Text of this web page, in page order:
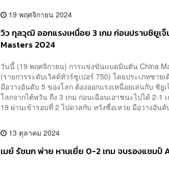
19 พฤศจิกายน 2024
วิว กุลวุฒิ ออกแรงเหนื่อย 3 เกม ก่อนปราบชิยูเจ็
Masters 2024
วันนี้ (19 พฤศจิกายน) การแข่งขันแบดมินตัน China
(รายการระดับเวิลด์ทัวร์ซูเปอร์ 750) โดยประเภทชา
มือวางอันดับ 5 ของโลก ต้องออกแรงเหนื่อยเล่นกับ ชิยู
โลกจากไต้หวัน ถึง 3 เกม ก่อนเฉือนเอาชนะไปได้ 2-1
19 ผ่านเข้ารอบที่ 2 ไปดวลกับ หวังซื่อเหว่ย มือวางอันดั
13 ตุลาคม 2024
เมย์ รัชนก พ่าย หานเยี่ย 0-2 เกม จบรองแชมป์